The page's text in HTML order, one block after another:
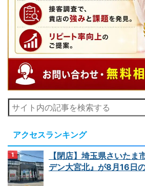
アクセスランキング
【閉店】埼玉県さいたま
デン大宮北』が8月16日